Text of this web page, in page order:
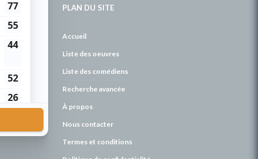
PLAN DU SITE
Accueil
Liste des oeuvres
Liste des comédiens
Recherche avancée
À propos
Nous contacter
Termes et conditions